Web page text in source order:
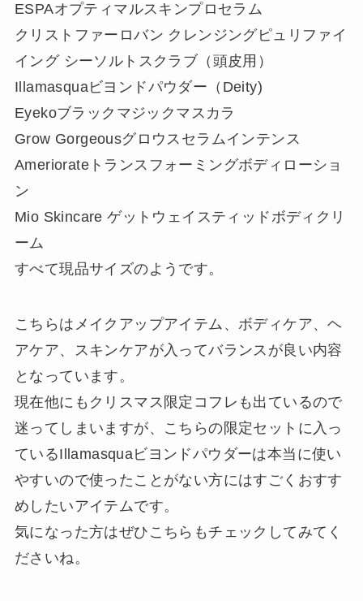
ESPAオプティマルスキンプロセラム
クリストファーロバン クレンジングピュリファイ
イング シーソルトスクラブ（頭皮用）
Illamasquaビヨンドパウダー（Deity)
Eyekoブラックマジックマスカラ
Grow Gorgeousグロウスセラムインテンス
Ameriorateトランスフォーミングボディローショ
ン
Mio Skincare ゲットウェイスティッドボディクリ
ーム
すべて現品サイズのようです。
こちらはメイクアップアイテム、ボディケア、ヘ
アケア、スキンケアが入ってバランスが良い内容
となっています。
現在他にもクリスマス限定コフレも出ているので
迷ってしまいますが、こちらの限定セットに入っ
ているIllamasquaビヨンドパウダーは本当に使い
やすいので使ったことがない方にはすごくおすす
めしたいアイテムです。
気になった方はぜひこちらもチェックしてみてく
ださいね。